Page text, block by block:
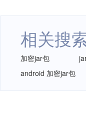
相关搜
加密jar包
android 加密jar包